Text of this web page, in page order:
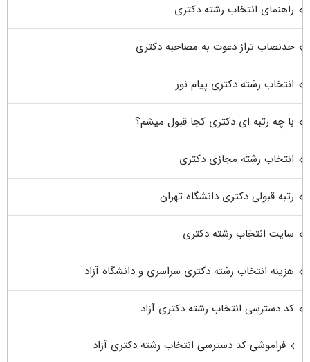
راهنمای انتخاب رشته دکتری
حدنصاب تراز دعوت به مصاحبه دکتری
انتخاب رشته دکتری پیام نور
با چه رتبه ای دکتری کجا قبول میشم؟
انتخاب رشته مجازی دکتری
رتبه قبولی دکتری دانشگاه تهران
سایت انتخاب رشته دکتری
هزینه انتخاب رشته دکتری سراسری و دانشگاه آزاد
کد دسترسی انتخاب رشته دکتری آزاد
فراموشی کد دسترسی انتخاب رشته دکتری آزاد